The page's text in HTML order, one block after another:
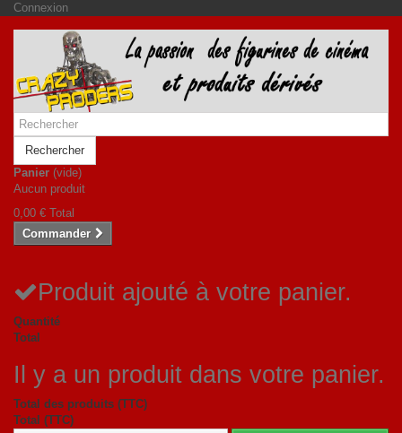
Connexion
Rechercher
Panier (vide)
Aucun produit
0,00 € Total
Commander
Produit ajouté à votre panier.
Quantité
Total
Il y a un produit dans votre panier.
Total des produits (TTC)
Total (TTC)